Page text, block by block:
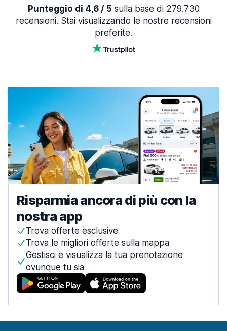
Punteggio di 4,6 / 5 sulla base di 279.730
recensioni. Stai visualizzando le nostre recensioni
preferite.
Risparmia ancora di più con la
nostra app
Trova offerte esclusive
Trova le migliori offerte sulla mappa
Gestisci e visualizza la tua prenotazione
ovunque tu sia